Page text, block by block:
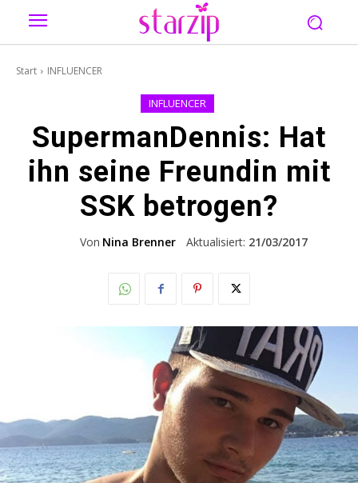
Start INFLUENCER
INFLUENCER
SupermanDennis: Hat
ihn seine Freundin mit
SSK betrogen?
Von Nina Brenner Aktualisiert: 21/03/2017